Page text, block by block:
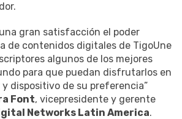
gran satisfacción el poder
de contenidos digitales de TigoUne
algunos de los mejores
para que puedan disfrutarlos en
dispositivo de su preferencia”
Font, vicepresidente y gerente
Networks Latin America.